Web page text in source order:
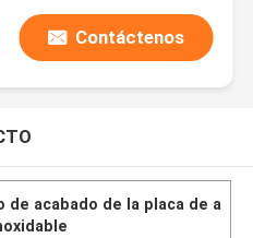
Contáctenos
de acabado de la placa de a